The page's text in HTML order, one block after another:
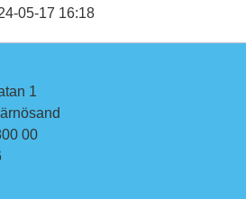
05-17 16:18
1
00